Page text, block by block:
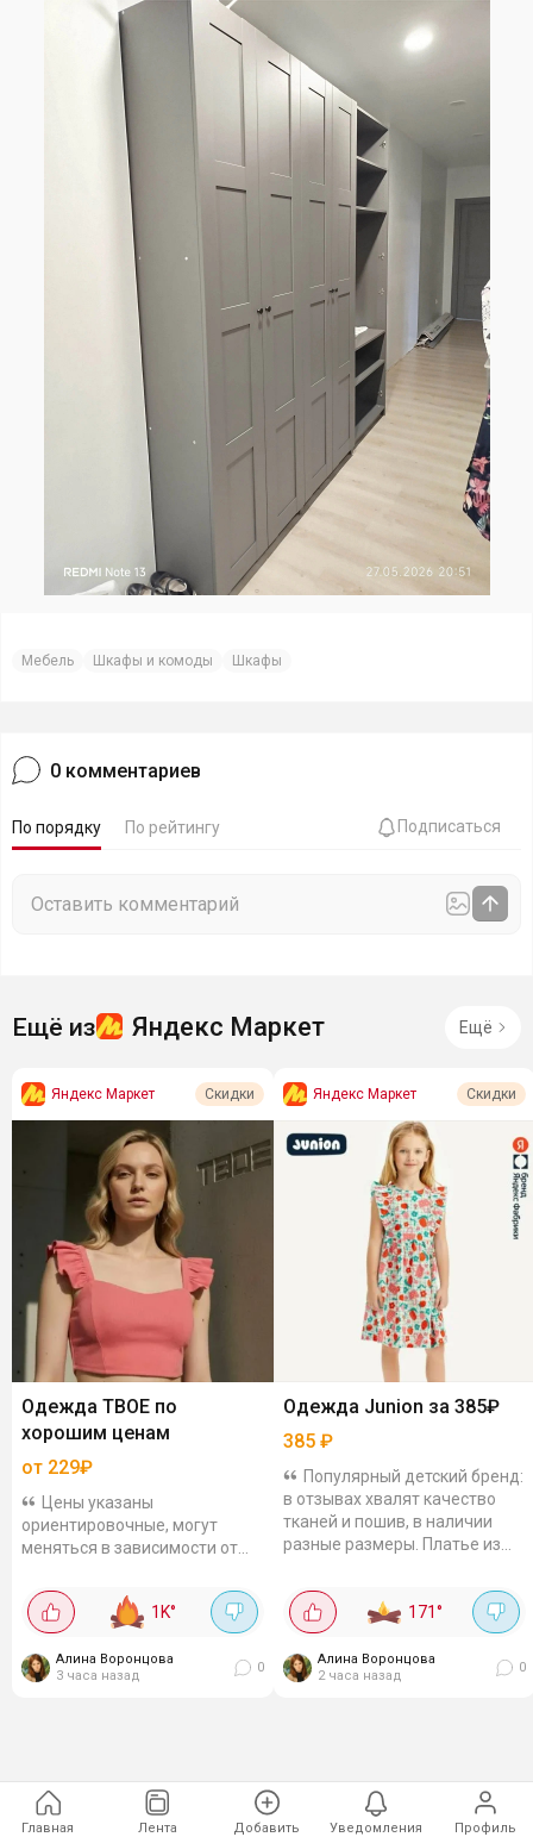
Главная Лента Добавить Уведомления Профиль
Мебель Шкафы и комоды Шкафы
0 комментариев
По порядку По рейтингу Подписаться
Ещё из Яндекс Маркет Ещё
Яндекс Маркет Скидки
Одежда ТВОЕ по
хорошим ценам
от 229₽
Цены указаны
ориентировочные, могут
меняться в зависимости от
короткий с рюшами на лямках
– от 229₽Самый бюджетный
вариант в подборке. Лёгкий,...
1K°
Алина Воронцова
3 часа назад
0
Яндекс Маркет Скидки
Одежда Junion за 385₽
385 ₽
Популярный детский бренд:
в отзывах хвалят качество
тканей и пошив, в наличии
разные размеры. Платье из
для тёплой погоды. Платье
из...
171°
Алина Воронцова
2 часа назад
0